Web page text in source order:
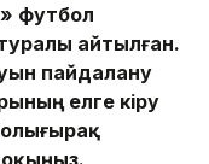
футбол
айтылған.
пайдалану
елге кіру